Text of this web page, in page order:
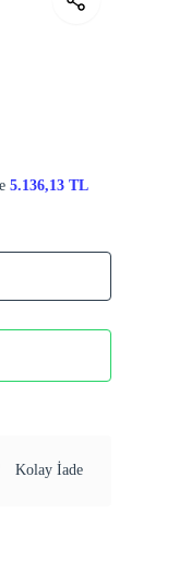
5.136,13 TL
Kolay İade